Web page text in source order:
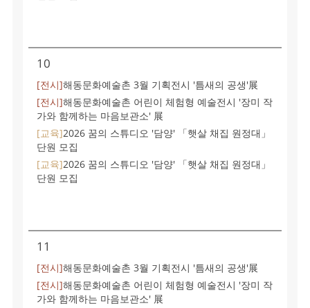
10
[전시]해동문화예술촌 3월 기획전시 '틈새의 공생'展
[전시]해동문화예술촌 어린이 체험형 예술전시 '장미 작
가와 함께하는 마음보관소' 展
[교육]2026 꿈의 스튜디오 '담양' 「햇살 채집 원정대」
단원 모집
[교육]2026 꿈의 스튜디오 '담양' 「햇살 채집 원정대」
단원 모집
11
[전시]해동문화예술촌 3월 기획전시 '틈새의 공생'展
[전시]해동문화예술촌 어린이 체험형 예술전시 '장미 작
가와 함께하는 마음보관소' 展